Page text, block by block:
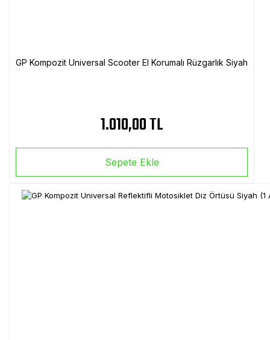
GP Kompozit Universal Scooter El Korumalı Rüzgarlık Siyah
1.010,00 TL
Sepete Ekle